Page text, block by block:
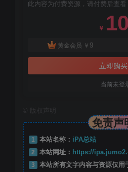
此内容为付费资源，请付费后查看
￥ 10
黄金会员 ￥ 9
立即购买
当前未登
版权声明
免责声
1 本站名称： iPA总站
2
本站网址： https://
3
本站所有文字内容与资源仅用